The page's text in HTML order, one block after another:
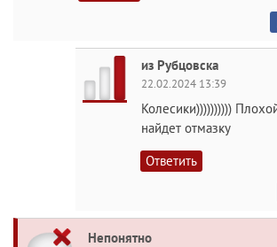
из Рубцовска
22.02.2024 13:39
Колесики))))))))))
найдет отмазку
Ответить
Непонятно